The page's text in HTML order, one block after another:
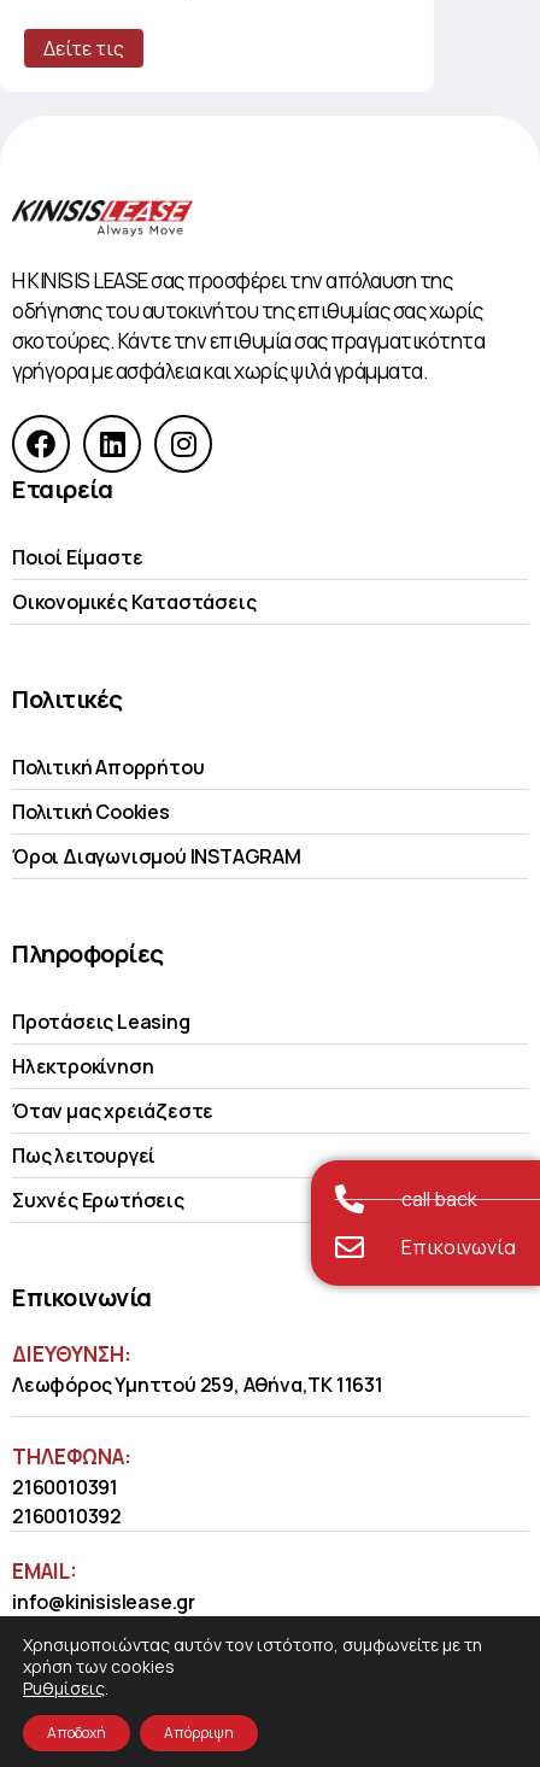
Δείτε τις
Η KINISIS LEASE σας προσφέρει την απόλαυση της
οδήγησης του αυτοκινήτου της επιθυμίας σας χωρίς
σκοτούρες. Κάντε την επιθυμία σας πραγματικότητα
γρήγορα με ασφάλεια και χωρίς ψιλά γράμματα.
Εταιρεία
Ποιοί Είμαστε
Οικονομικές Kαταστάσεις
Πολιτικές
Πολιτική Απορρήτου
Πολιτική Cookies
Όροι Διαγωνισμού INSTAGRAM
Πληροφορίες
Προτάσεις Leasing
Ηλεκτροκίνηση
Όταν μας χρειάζεστε
Πως λειτουργεί
Συχνές Ερωτήσεις
Επικοινωνία
ΔΙΕΥΘΥΝΣΗ:
Λεωφόρος Υμηττού 259, Αθήνα,ΤΚ 11631
ΤΗΛΈΦΩΝΑ:
2160010391
2160010392
EMAIL:
info@kinisislease.gr
COSMOTE NewSite4U© 2026
call back
Επικοινωνία
Χρησιμοποιώντας αυτόν τον ιστότοπο, συμφωνείτε με τη
χρήση των cookies
Ρυθμίσεις.
Αποδοχή Απόρριψη